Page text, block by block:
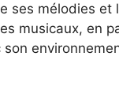
ses mélodies et
musicaux, en
son